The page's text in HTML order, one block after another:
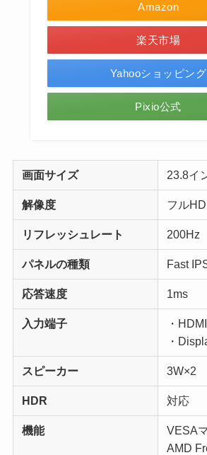
Amazon
楽天市場
Yahooショッピング
Pixio公式
画面サイズ 23.8イ
解像度 フル
リフレッシュレート 200Hz
パネルの種類 Fast
応答速度 1ms
入力端子
・
・
スピーカー 3W×2
HDR 対応
機能
VESA
AMD